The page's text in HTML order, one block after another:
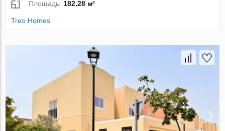
Площадь: 182.28 м²
Treo Homes